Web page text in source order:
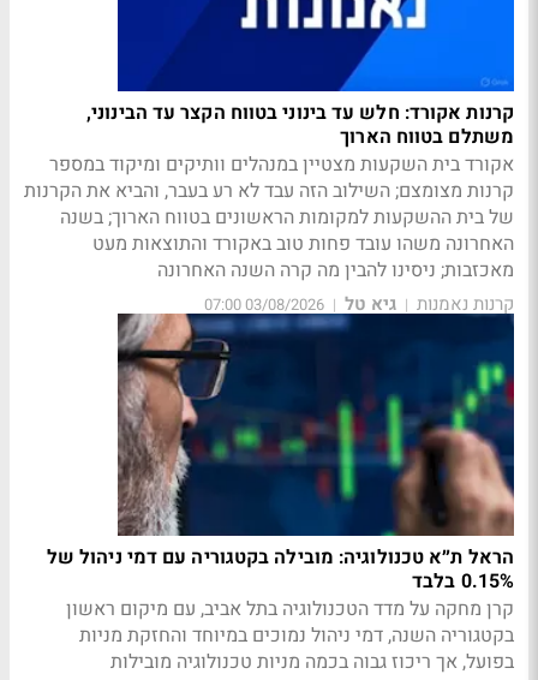
קרנות אקורד: חלש עד בינוני בטווח הקצר עד הבינוני,
משתלם בטווח הארוך
אקורד בית השקעות מצטיין במנהלים וותיקים ומיקוד במספר
קרנות מצומצם; השילוב הזה עבד לא רע בעבר, והביא את הקרנות
של בית ההשקעות למקומות הראשונים בטווח הארוך; בשנה
האחרונה משהו עובד פחות טוב באקורד והתוצאות מעט
מאכזבות; ניסינו להבין מה קרה השנה האחרונה
קרנות נאמנות | גיא טל |
03/08/2026 07:00
הראל ת״א טכנולוגיה: מובילה בקטגוריה עם דמי ניהול של
0.15% בלבד
קרן מחקה על מדד הטכנולוגיה בתל אביב, עם מיקום ראשון
בקטגוריה השנה, דמי ניהול נמוכים במיוחד והחזקת מניות
בפועל, אך ריכוז גבוה בכמה מניות טכנולוגיה מובילות